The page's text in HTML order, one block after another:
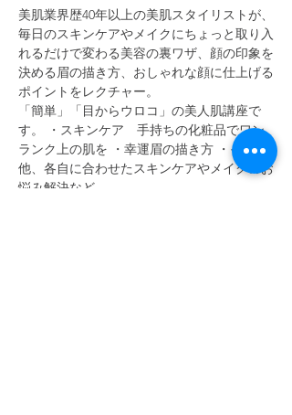
美肌業界歴40年以上の美肌スタイリストが、
毎日のスキンケアやメイクにちょっと取り入
れるだけで変わる美容の裏ワザ、顔の印象を
決める眉の描き方、おしゃれな顔に仕上げる
ポイントをレクチャー。
「簡単」「目からウロコ」の美人肌講座で
す。 ・スキンケア　手持ちの化粧品でワン
ランク上の肌を ・幸運眉の描き方 ・その
他、各自に合わせたスキンケアやメイクのお
悩み解決など